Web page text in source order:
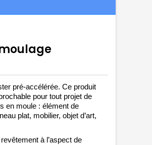
pré-accélérée. Ce produit
pour tout projet de
en moule : élément de
plat, mobilier, objet d’art,
à l’aspect de